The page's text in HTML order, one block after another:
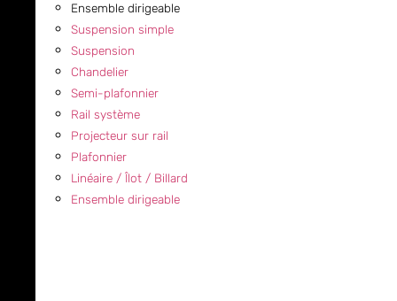
Ensemble dirigeable
Suspension simple
Suspension
Chandelier
Semi-plafonnier
Rail système
Projecteur sur rail
Plafonnier
Linéaire / Îlot / Billard
Ensemble dirigeable